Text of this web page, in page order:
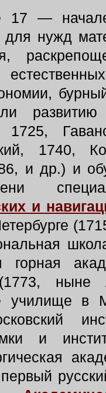
— начале
нужд
1725,
1740,
и др.) и
и
горная
ныне
училище в
и